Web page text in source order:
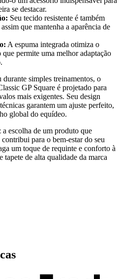
se destacar.
Seu tecido resistente é também
que mantenha a aparência de
A espuma integrada otimiza o
permite uma melhor adaptação
durante simples treinamentos, o
GP Square é projetado para
mais exigentes. Seu design
garantem um ajuste perfeito,
global do equídeo.
escolha de um produto que
para o bem-estar do seu
um toque de requinte e conforto à
tapete de alta qualidade da marca